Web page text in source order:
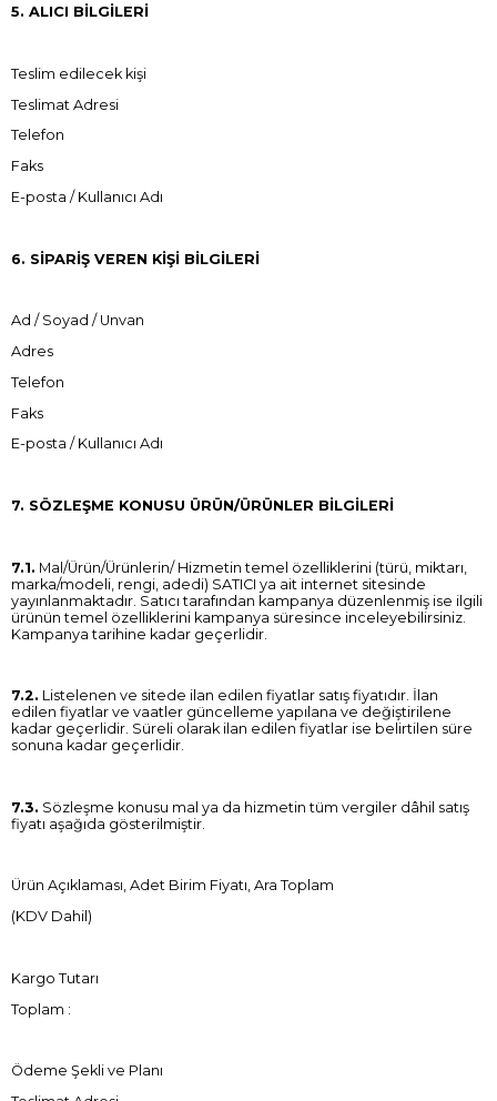
5. ALICI BİLGİLERİ
Teslim edilecek kişi
Teslimat Adresi
Telefon
Faks
E-posta / Kullanıcı Adı
6. SİPARİŞ VEREN KİŞİ BİLGİLERİ
Ad / Soyad / Unvan
Adres
Telefon
Faks
E-posta / Kullanıcı Adı
7. SÖZLEŞME KONUSU ÜRÜN/ÜRÜNLER BİLGİLERİ
7.1. Mal/Ürün/Ürünlerin/ Hizmetin temel özelliklerini (türü, miktarı,
marka/modeli, rengi, adedi) SATICI ya ait internet sitesinde
yayınlanmaktadır. Satıcı tarafından kampanya düzenlenmiş ise ilgili
ürünün temel özelliklerini kampanya süresince inceleyebilirsiniz.
Kampanya tarihine kadar geçerlidir.
7.2. Listelenen ve sitede ilan edilen fiyatlar satış fiyatıdır. İlan
edilen fiyatlar ve vaatler güncelleme yapılana ve değiştirilene
kadar geçerlidir. Süreli olarak ilan edilen fiyatlar ise belirtilen süre
sonuna kadar geçerlidir.
7.3. Sözleşme konusu mal ya da hizmetin tüm vergiler dâhil satış
fiyatı aşağıda gösterilmiştir.
Ürün Açıklaması, Adet Birim Fiyatı, Ara Toplam
(KDV Dahil)
Kargo Tutarı
Toplam :
Ödeme Şekli ve Planı